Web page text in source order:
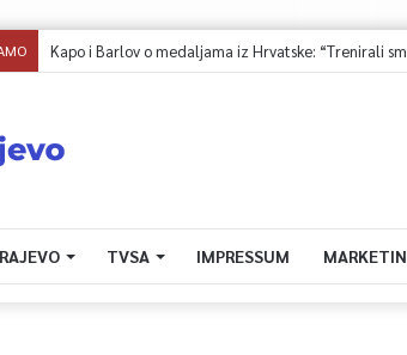
Kapo i Barlov o medaljama iz Hrvatske: “Trenirali smo
TVSA IMPRESSUM